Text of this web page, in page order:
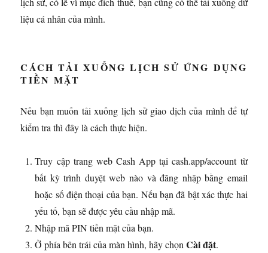
liệu cá nhân của mình.
CÁCH TẢI XUỐNG LỊCH SỬ ỨNG DỤNG
TIỀN MẶT
Nếu bạn muốn tải xuống lịch sử giao dịch của mình để tự
kiểm tra thì đây là cách thực hiện.
Truy cập trang web Cash App tại cash.app/account từ
bất kỳ trình duyệt web nào và đăng nhập bằng email
hoặc số điện thoại của bạn. Nếu bạn đã bật xác thực hai
yếu tố, bạn sẽ được yêu cầu nhập mã.
Nhập mã PIN tiền mặt của bạn.
Ở phía bên trái của màn hình, hãy chọnCài đặt.